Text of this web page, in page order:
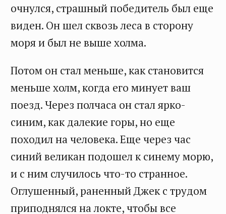
очнулся, страшный победитель был еще
виден. Он шел сквозь леса в сторону
моря и был не выше холма.
Потом он стал меньше, как становится
меньше холм, когда его минует ваш
поезд. Через полчаса он стал ярко-
синим, как далекие горы, но еще
походил на человека. Еще через час
синий великан подошел к синему морю,
и с ним случилось что-то странное.
Оглушенный, раненный Джек с трудом
приподнялся на локте, чтобы все